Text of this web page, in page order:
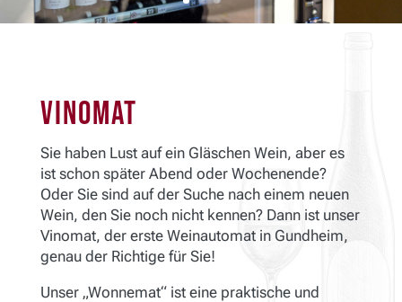
Vinomat
Sie haben Lust auf ein Gläschen Wein, aber es
ist schon später Abend oder Wochenende?
Oder Sie sind auf der Suche nach einem neuen
Wein, den Sie noch nicht kennen? Dann ist unser
Vinomat, der erste Weinautomat in Gundheim,
genau der Richtige für Sie!
Unser „Wonnemat“ ist eine praktische und